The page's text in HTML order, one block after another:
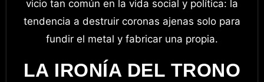
vicio tan común en la vida social y política: la
tendencia a destruir coronas ajenas solo para
fundir el metal y fabricar una propia.
LA IRONÍA DEL TRONO